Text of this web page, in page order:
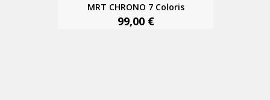
MRT CHRONO 7 Coloris
99,00 €